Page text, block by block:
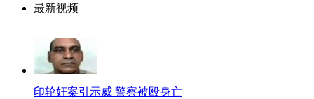
最新视频
印轮奸案引示威 警察被殴身亡